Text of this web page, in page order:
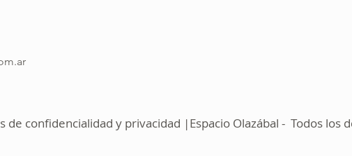
confidencialidad y privacidad |Espacio Olazábal - Todos los